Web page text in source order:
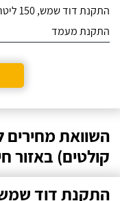
התקנת
התקנת מעמד
השוואת
קולטים) באזור
התקנת דוד שמש